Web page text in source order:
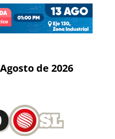
de 2026